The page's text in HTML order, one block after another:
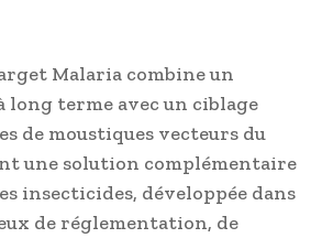
Malaria combine un
long terme avec un ciblage
de moustiques vecteurs du
une solution complémentaire
insecticides, développée dans
de réglementation, de